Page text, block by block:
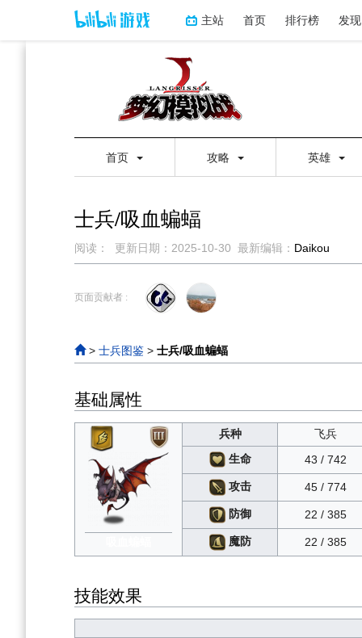
主站 首页 排行榜 发现
首页 攻略 英雄
士兵/吸血蝙蝠
阅读： 更新日期： 2025-10-30 最新编辑： Daikou
到
到
页面贡献者 :
> 士兵图鉴 > 士兵/吸血蝙蝠
基础属性
兵种
飞兵
生命
43 / 742
攻击 45 / 774
防御 22 / 385
魔防 22 / 385
技能效果